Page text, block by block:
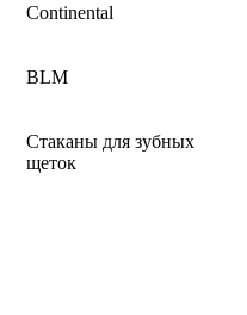
Continental
BLM
Стаканы для зубных
щеток